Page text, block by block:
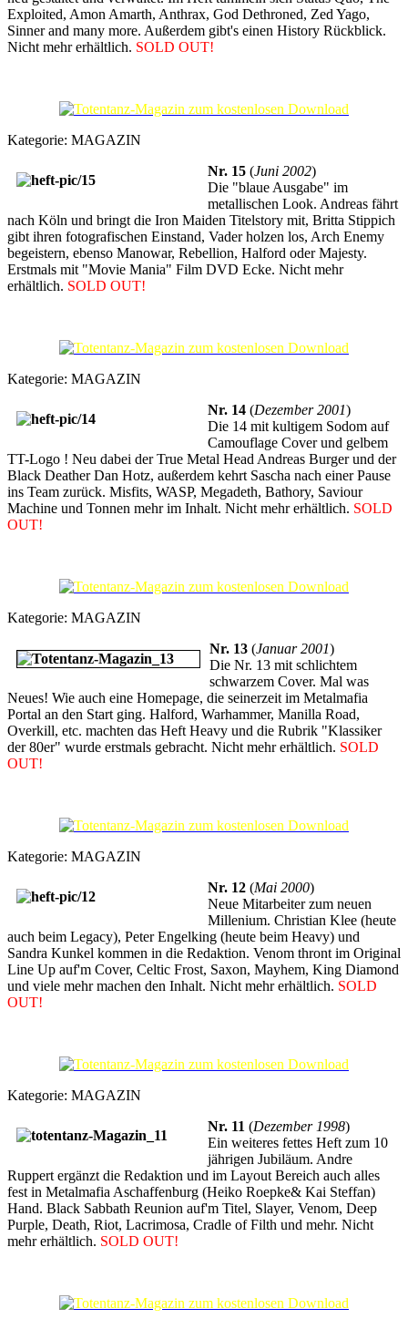
Exploited, Amon Amarth, Anthrax, God Dethroned, Zed Yago,
Sinner and many more. Außerdem gibt's einen History Rückblick.
Nicht mehr erhältlich. SOLD OUT!
Kategorie: MAGAZIN
Nr. 15 (Juni 2002)
Die "blaue Ausgabe" im
metallischen Look. Andreas fährt
nach Köln und bringt die Iron Maiden Titelstory mit, Britta Stippich
gibt ihren fotografischen Einstand, Vader holzen los, Arch Enemy
begeistern, ebenso Manowar, Rebellion, Halford oder Majesty.
Erstmals mit "Movie Mania" Film DVD Ecke. Nicht mehr
erhältlich. SOLD OUT!
Kategorie: MAGAZIN
Nr. 14 (Dezember 2001)
Die 14 mit kultigem Sodom auf
Camouflage Cover und gelbem
TT-Logo ! Neu dabei der True Metal Head Andreas Burger und der
Black Deather Dan Hotz, außerdem kehrt Sascha nach einer Pause
ins Team zurück. Misfits, WASP, Megadeth, Bathory, Saviour
Machine und Tonnen mehr im Inhalt. Nicht mehr erhältlich. SOLD
OUT!
Kategorie: MAGAZIN
Nr. 13 (Januar 2001)
Die Nr. 13 mit schlichtem
schwarzem Cover. Mal was
Neues! Wie auch eine Homepage, die seinerzeit im Metalmafia
Portal an den Start ging. Halford, Warhammer, Manilla Road,
Overkill, etc. machten das Heft Heavy und die Rubrik "Klassiker
der 80er" wurde erstmals gebracht. Nicht mehr erhältlich. SOLD
OUT!
Kategorie: MAGAZIN
Nr. 12 (Mai 2000)
Neue Mitarbeiter zum neuen
Millenium. Christian Klee (heute
auch beim Legacy), Peter Engelking (heute beim Heavy) und
Sandra Kunkel kommen in die Redaktion. Venom thront im Original
Line Up auf'm Cover, Celtic Frost, Saxon, Mayhem, King Diamond
und viele mehr machen den Inhalt. Nicht mehr erhältlich. SOLD
OUT!
Kategorie: MAGAZIN
Nr. 11 (Dezember 1998)
Ein weiteres fettes Heft zum 10
jährigen Jubiläum. Andre
Ruppert ergänzt die Redaktion und im Layout Bereich auch alles
fest in Metalmafia Aschaffenburg (Heiko Roepke& Kai Steffan)
Hand. Black Sabbath Reunion auf'm Titel, Slayer, Venom, Deep
Purple, Death, Riot, Lacrimosa, Cradle of Filth und mehr. Nicht
mehr erhältlich. SOLD OUT!